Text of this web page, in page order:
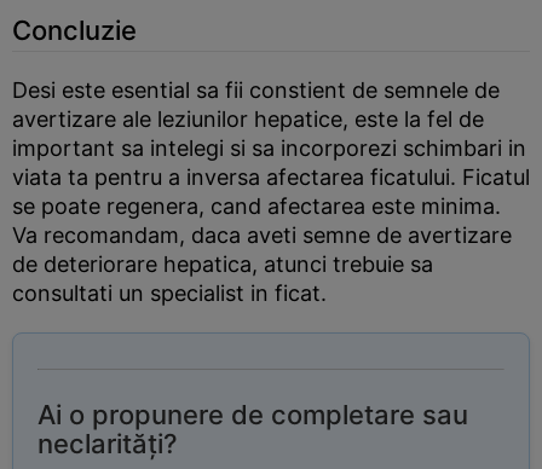
Concluzie
Desi este esential sa fii constient de semnele de
avertizare ale leziunilor hepatice, este la fel de
important sa intelegi si sa incorporezi schimbari in
viata ta pentru a inversa afectarea ficatului. Ficatul
se poate regenera, cand afectarea este minima.
Va recomandam, daca aveti semne de avertizare
de deteriorare hepatica, atunci trebuie sa
consultati un specialist in ficat.
Ai o propunere de completare sau
neclarități?